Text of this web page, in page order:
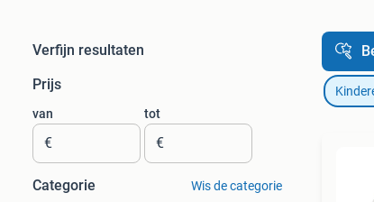
Verfijn resultaten
Prijs
van
€
tot
€
Categorie Wis de categorie